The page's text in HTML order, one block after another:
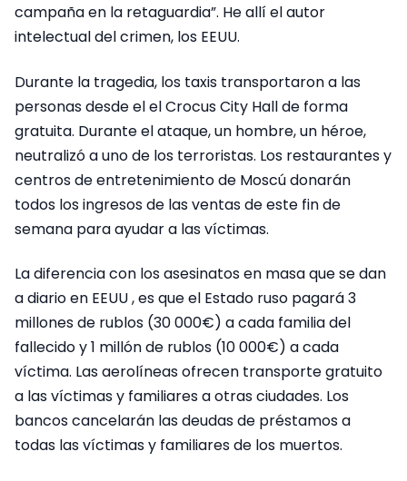
campaña en la retaguardia”. He allí el autor
intelectual del crimen, los EEUU.
Durante la tragedia, los taxis transportaron a las
personas desde el el Crocus City Hall de forma
gratuita. Durante el ataque, un hombre, un héroe,
neutralizó a uno de los terroristas. Los restaurantes y
centros de entretenimiento de Moscú donarán
todos los ingresos de las ventas de este fin de
semana para ayudar a las víctimas.
La diferencia con los asesinatos en masa que se dan
a diario en EEUU , es que el Estado ruso pagará 3
millones de rublos (30 000€) a cada familia del
fallecido y 1 millón de rublos (10 000€) a cada
víctima. Las aerolíneas ofrecen transporte gratuito
a las víctimas y familiares a otras ciudades. Los
bancos cancelarán las deudas de préstamos a
todas las víctimas y familiares de los muertos.